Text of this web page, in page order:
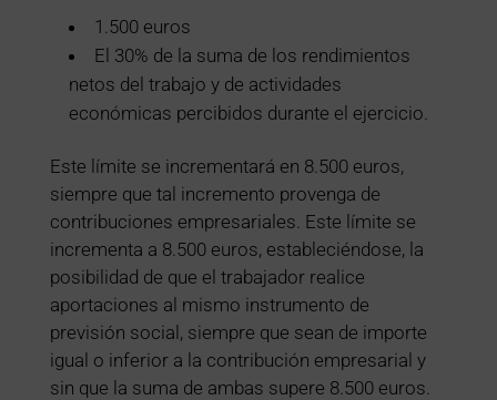
1.500 euros
El 30% de la suma de los rendimientos
netos del trabajo y de actividades
económicas percibidos durante el ejercicio.
Este límite se incrementará en 8.500 euros,
siempre que tal incremento provenga de
contribuciones empresariales. Este límite se
incrementa a 8.500 euros, estableciéndose, la
posibilidad de que el trabajador realice
aportaciones al mismo instrumento de
previsión social, siempre que sean de importe
igual o inferior a la contribución empresarial y
sin que la suma de ambas supere 8.500 euros.